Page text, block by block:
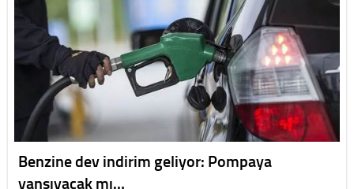
Benzine dev indirim geliyor: Pompaya
yansıyacak mı…